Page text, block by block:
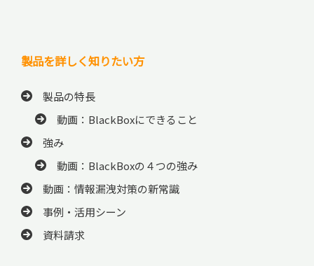
製品を詳しく知りたい方
製品の特長
動画：BlackBoxにできること
強み
動画：BlackBoxの４つの強み
動画：情報漏洩対策の新常識
事例・活用シーン
資料請求